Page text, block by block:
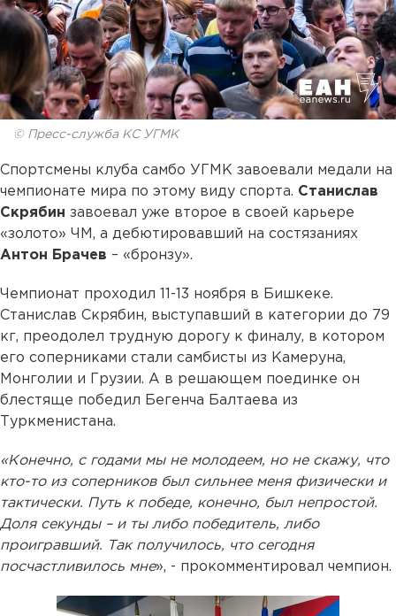
© Пресс-служба КС УГМК
Спортсмены клуба самбо УГМК завоевали медали на
чемпионате мира по этому виду спорта. Станислав
Скрябин завоевал уже второе в своей карьере
«золото» ЧМ, а дебютировавший на состязаниях
Антон Брачев – «бронзу».
Чемпионат проходил 11-13 ноября в Бишкеке.
Станислав Скрябин, выступавший в категории до 79
кг, преодолел трудную дорогу к финалу, в котором
его соперниками стали самбисты из Камеруна,
Монголии и Грузии. А в решающем поединке он
блестяще победил Бегенча Балтаева из
Туркменистана.
«Конечно, с годами мы не молодеем, но не скажу, что
кто-то из соперников был сильнее меня физически и
тактически. Путь к победе, конечно, был непростой.
Доля секунды – и ты либо победитель, либо
проигравший. Так получилось, что сегодня
посчастливилось мне», - прокомментировал чемпион.